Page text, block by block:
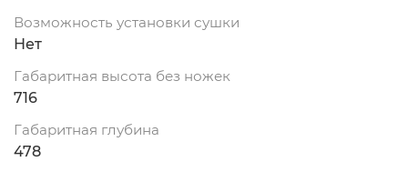
Возможность установки сушки
Нет
Габаритная высота без ножек
716
Габаритная глубина
478